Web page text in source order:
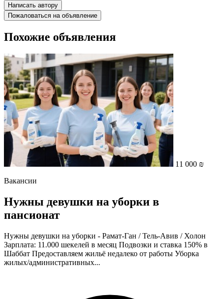
Написать автору
Пожаловаться на объявление
Похожие объявления
11 000 ₪
Вакансии
Нужны девушки на уборки в
пансионат
Нужны девушки на уборки - Рамат-Ган / Тель-Авив / Холон
Зарплата: 11.000 шекелей в месяц Подвозки и ставка 150% в
Шаббат Предоставляем жильё недалеко от работы Уборка
жилых/административных...